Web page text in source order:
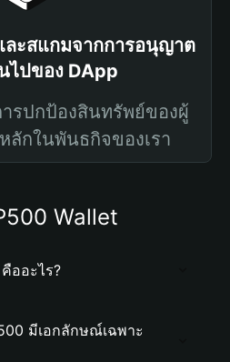
ละสแกมจากการอนุญาต
ไปของ DApp
รปกป้องสินทรัพย์ของผู้
ลักในพันธกิจของเรา
Wallet
ออะไร?
มีเอกลักษณ์เฉพาะ